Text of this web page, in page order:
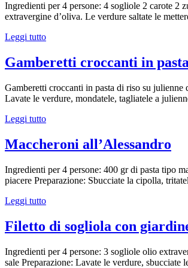
Ingredienti per 4 persone: 4 sogliole 2 carote 2
extravergine d’oliva. Le verdure saltate le
Leggi tutto
Gamberetti croccanti in
Gamberetti croccanti in pasta di riso su
Lavate le verdure, mondatele, tagliatele a
Leggi tutto
Maccheroni all’Alessandro
Ingredienti per 4 persone: 400 gr di pasta tipo
piacere Preparazione: Sbucciate la cipolla,
Leggi tutto
Filetto di sogliola con
Ingredienti per 4 persone: 3 sogliole olio
sale Preparazione: Lavate le verdure,